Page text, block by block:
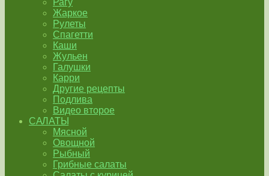
Рагу
Жаркое
Рулеты
Спагетти
Каши
Жульен
Галушки
Карри
Другие рецепты
Подлива
Видео второе
САЛАТЫ
Мясной
Овощной
Рыбный
Грибные салаты